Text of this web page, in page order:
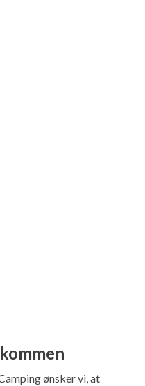
ønsker vi, at